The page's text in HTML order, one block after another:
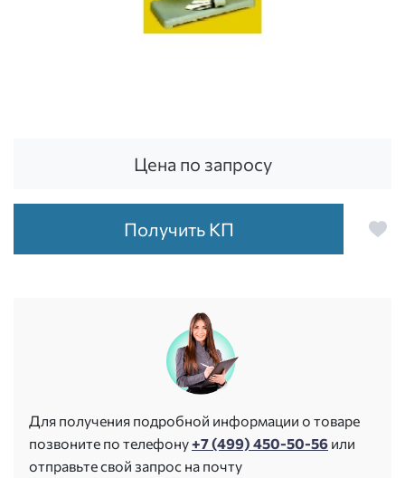
Цена по запросу
Получить КП
Для получения подробной информации о товаре
позвоните по телефону+7 (499) 450-50-56 или
отправьте свой запрос на почту